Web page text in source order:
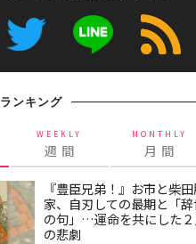
ランキング
WEEKLY
週 間
MONTHLY
月 間
『豊臣兄弟！』お市と柴
家、自刃しての最期と「
の句」…運命を共にした２
の悲劇